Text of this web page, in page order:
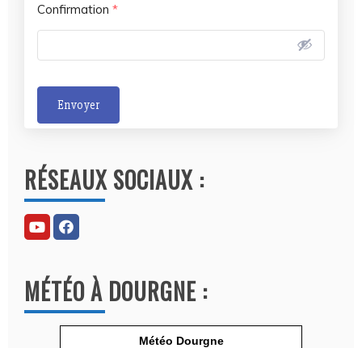
Confirmation *
Envoyer
t
e
r
n
t
i
RÉSEAUX SOCIAUX :
MÉTÉO À DOURGNE :
Météo Dourgne